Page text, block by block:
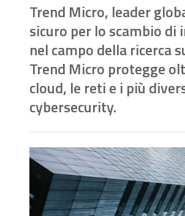
Trend Micro, leader
sicuro per lo scambio
nel campo della ricerca
Trend Micro protegge
cloud, le reti e i più
cybersecurity.